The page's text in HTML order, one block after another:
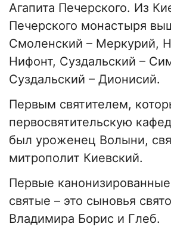
Агапита Печерского. Из
Печерского монастыря
Смоленский – Меркурий,
Нифонт, Суздальский –
Суздальский – Дионисий.
Первым святителем,
первосвятительскую
был уроженец Волыни,
митрополит Киевский.
Первые
святые – это сыновья
Владимира Борис и Глеб.